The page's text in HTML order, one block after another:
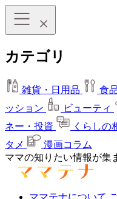
カテゴリ
雑貨・日用品 食
ッション
ビューティ
ネー・投資
くらしの
タメ
漫画コラム
ママの知りたい情報が集
ママテナについて